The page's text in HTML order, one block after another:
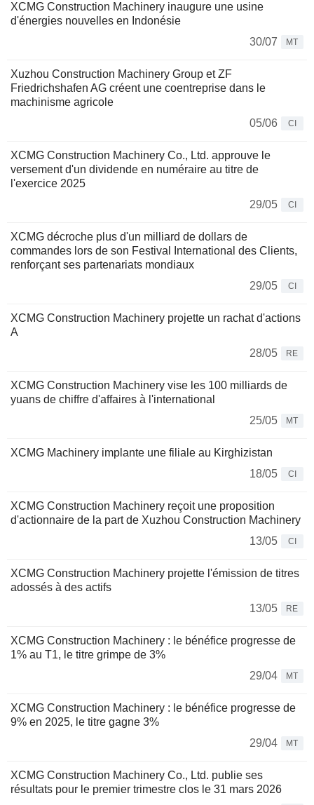
XCMG Construction Machinery inaugure une usine
d'énergies nouvelles en Indonésie
30/07
MT
Xuzhou Construction Machinery Group et ZF
Friedrichshafen AG créent une coentreprise dans le
machinisme agricole
05/06
CI
XCMG Construction Machinery Co., Ltd. approuve le
versement d'un dividende en numéraire au titre de
l'exercice 2025
29/05
CI
XCMG décroche plus d'un milliard de dollars de
commandes lors de son Festival International des Clients,
renforçant ses partenariats mondiaux
29/05
CI
XCMG Construction Machinery projette un rachat d'actions
A
28/05
RE
XCMG Construction Machinery vise les 100 milliards de
yuans de chiffre d'affaires à l'international
25/05
MT
XCMG Machinery implante une filiale au Kirghizistan
18/05
CI
XCMG Construction Machinery reçoit une proposition
d'actionnaire de la part de Xuzhou Construction Machinery
13/05
CI
XCMG Construction Machinery projette l'émission de titres
adossés à des actifs
13/05
RE
XCMG Construction Machinery : le bénéfice progresse de
1% au T1, le titre grimpe de 3%
29/04
MT
XCMG Construction Machinery : le bénéfice progresse de
9% en 2025, le titre gagne 3%
29/04
MT
XCMG Construction Machinery Co., Ltd. publie ses
résultats pour le premier trimestre clos le 31 mars 2026